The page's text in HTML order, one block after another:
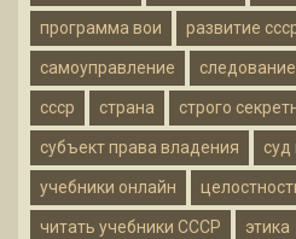
программа вои развитие
самоуправление
ссср страна строго
субъект права владения суд
учебники онлайн
читать учебники СССР этика